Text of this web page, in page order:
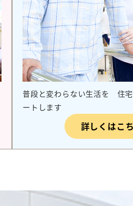
普段と変わらない生活を 住
ートします
詳しくはこ